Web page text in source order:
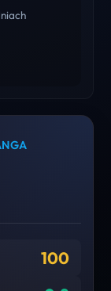
100